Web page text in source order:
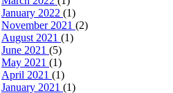
January 2022 (1)
November 2021 (2)
August 2021 (1)
June 2021 (5)
May 2021 (1)
April 2021 (1)
January 2021 (1)